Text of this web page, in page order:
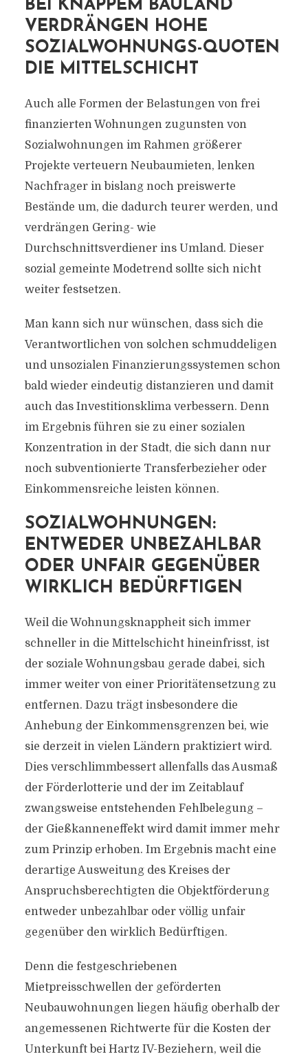
BEI KNAPPEM BAULAND
VERDRÄNGEN HOHE
SOZIALWOHNUNGS-QUOTEN
DIE MITTELSCHICHT
Auch alle Formen der Belastungen von frei
finanzierten Wohnungen zugunsten von
Sozialwohnungen im Rahmen größerer
Projekte verteuern Neubaumieten, lenken
Nachfrager in bislang noch preiswerte
Bestände um, die dadurch teurer werden, und
verdrängen Gering- wie
Durchschnittsverdiener ins Umland. Dieser
sozial gemeinte Modetrend sollte sich nicht
weiter festsetzen.
Man kann sich nur wünschen, dass sich die
Verantwortlichen von solchen schmuddeligen
und unsozialen Finanzierungssystemen schon
bald wieder eindeutig distanzieren und damit
auch das Investitionsklima verbessern. Denn
im Ergebnis führen sie zu einer sozialen
Konzentration in der Stadt, die sich dann nur
noch subventionierte Transferbezieher oder
Einkommensreiche leisten können.
SOZIALWOHNUNGEN:
ENTWEDER UNBEZAHLBAR
ODER UNFAIR GEGENÜBER
WIRKLICH BEDÜRFTIGEN
Weil die Wohnungsknappheit sich immer
schneller in die Mittelschicht hineinfrisst, ist
der soziale Wohnungsbau gerade dabei, sich
immer weiter von einer Prioritätensetzung zu
entfernen. Dazu trägt insbesondere die
Anhebung der Einkommensgrenzen bei, wie
sie derzeit in vielen Ländern praktiziert wird.
Dies verschlimmbessert allenfalls das Ausmaß
der Förderlotterie und der im Zeitablauf
zwangsweise entstehenden Fehlbelegung –
der Gießkanneneffekt wird damit immer mehr
zum Prinzip erhoben. Im Ergebnis macht eine
derartige Ausweitung des Kreises der
Anspruchsberechtigten die Objektförderung
entweder unbezahlbar oder völlig unfair
gegenüber den wirklich Bedürftigen.
Denn die festgeschriebenen
Mietpreisschwellen der geförderten
Neubauwohnungen liegen häufig oberhalb der
angemessenen Richtwerte für die Kosten der
Unterkunft bei Hartz IV-Beziehern, weil die